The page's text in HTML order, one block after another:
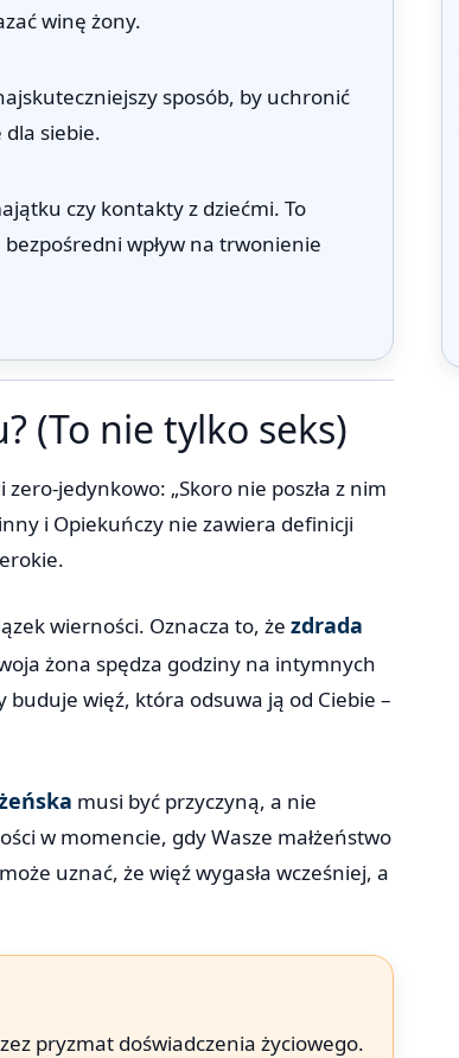
winę żony.
sposób, by uchronić
dla siebie.
czy kontakty z dziećmi. To
wpływ na trwonienie
(To nie tylko seks)
jedynkowo: „Skoro nie poszła z nim
i Opiekuńczy nie zawiera definicji
wierności. Oznacza to, że zdrada
żona spędza godziny na intymnych
buduje więź, która odsuwa ją od Ciebie –
musi być przyczyną, a nie
w momencie, gdy Wasze małżeństwo
uznać, że więź wygasła wcześniej, a
pryzmat doświadczenia życiowego.